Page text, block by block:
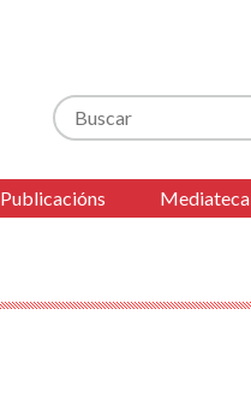
Buscar
Publicacións Mediateca